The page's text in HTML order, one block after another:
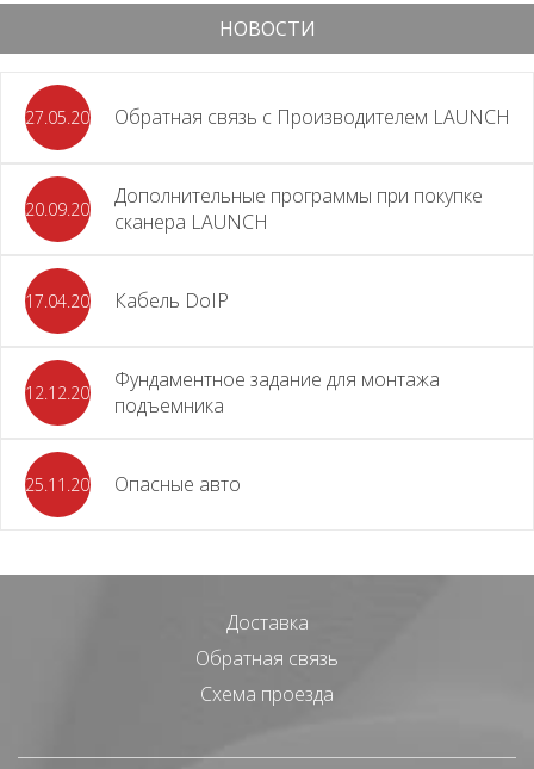
НОВОСТИ
27.05.2026 Обратная связь с Производителем LAUNCH
20.09.2025
Дополнительные программы при покупке
сканера LAUNCH
17.04.2024 Кабель DoIP
12.12.2023
Фундаментное задание для монтажа
подъемника
25.11.2023 Опасные авто
Доставка
Обратная связь
Схема проезда